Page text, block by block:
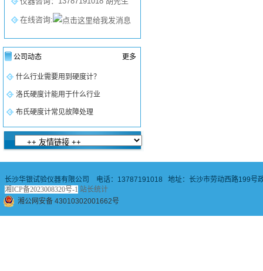
在线咨询:
公司动态 更多
什么行业需要用到硬度计？
洛氏硬度计能用于什么行业
布氏硬度计常见故障处理
长沙华银试验仪器有限公司 电话：13787191018 地址：长沙市劳动西路199号
湘ICP备2023008320号-1 站长统计
湘公网安备 43010302001662号